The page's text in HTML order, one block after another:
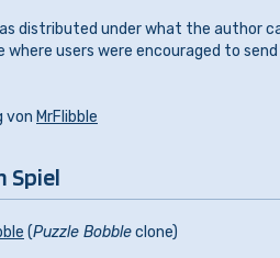
distributed under what the author
where users were encouraged to
von MrFlibble
Spiel
(Puzzle Bobbleclone)